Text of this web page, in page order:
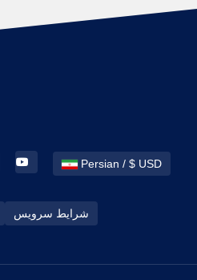
Persian / $ USD
شرایط سرویس